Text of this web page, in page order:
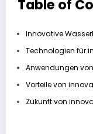
Table of
Innovative
Technologien für
Anwendungen
Vorteile von
Zukunft von